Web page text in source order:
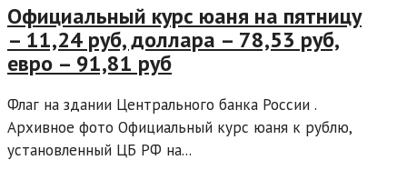
Официальный курс юаня на пятницу
– 11,24 руб, доллара – 78,53 руб,
евро – 91,81 руб
Флаг на здании Центрального банка России .
Архивное фото Официальный курс юаня к рублю,
установленный ЦБ РФ на...